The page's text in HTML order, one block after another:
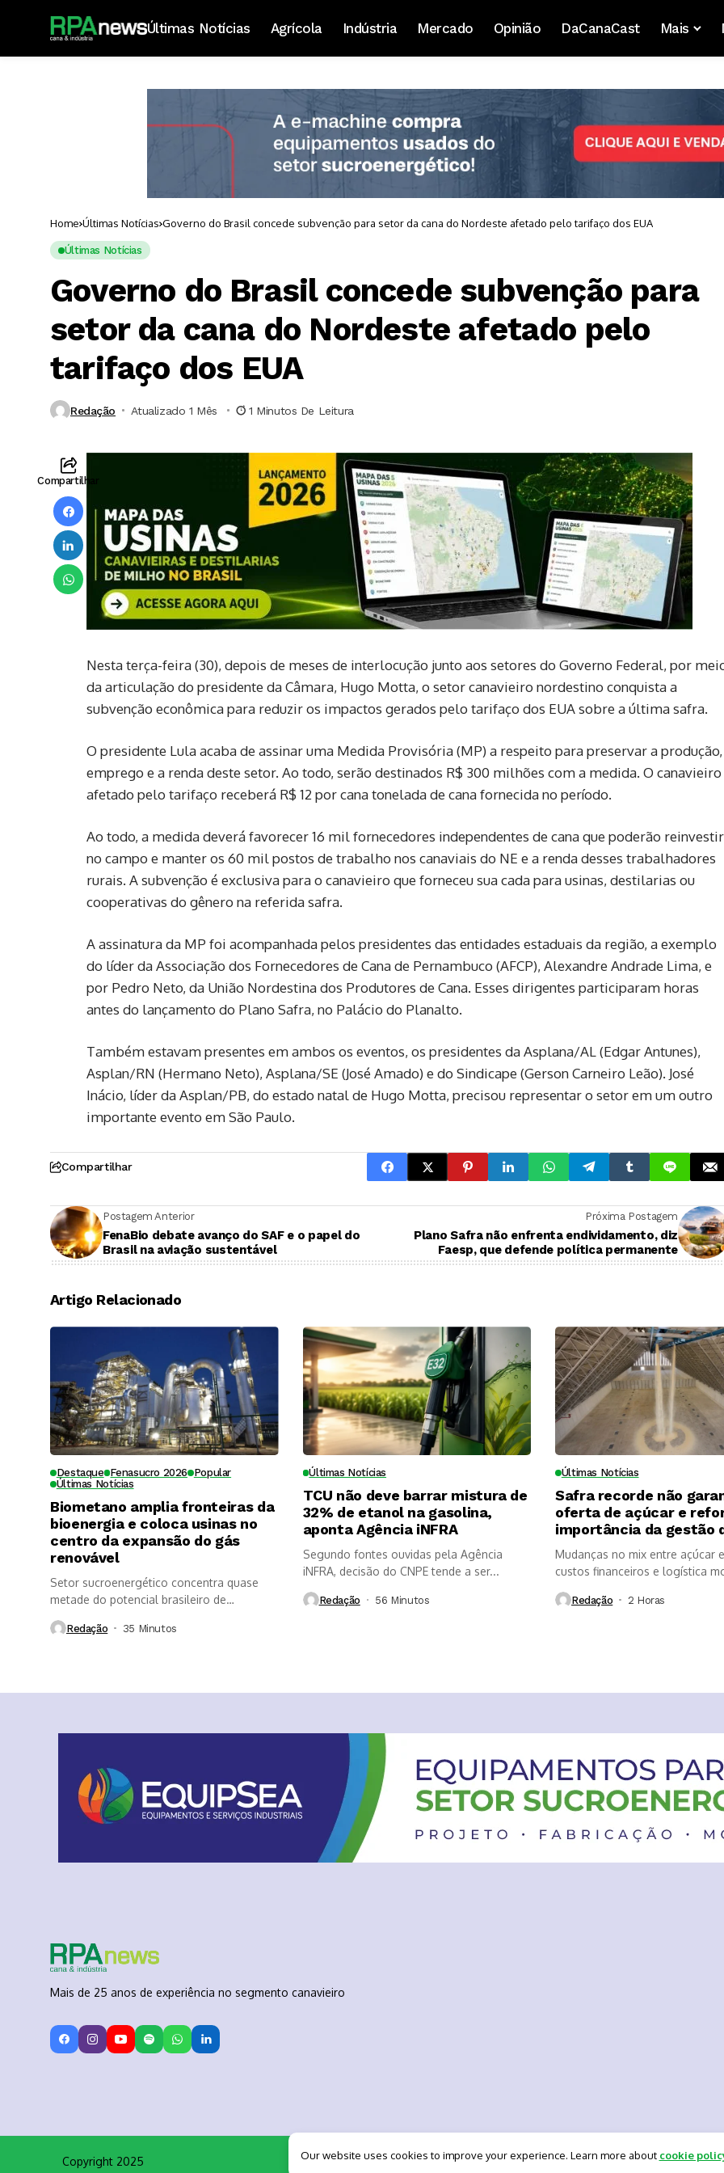
Últimas Notícias Agrícola Indústria Mercado Opinião DaCanaCast Mais
Home Últimas Notícias Governo do Brasil concede subvenção para setor da cana do Nordeste afetado pelo tarifaço dos EUA
Últimas Notícias
Governo do Brasil concede subvenção para
setor da cana do Nordeste afetado pelo
tarifaço dos EUA
Redação Atualizado 1 Mês ⁮ 1 Minutos De Leitura
Compartilhar
Nesta terça-feira (30), depois de meses de interlocução junto aos setores do Governo Federal, por
da articulação do presidente da Câmara, Hugo Motta, o setor canavieiro nordestino conquista a
subvenção econômica para reduzir os impactos gerados pelo tarifaço dos EUA sobre a última safra.
O presidente Lula acaba de assinar uma Medida Provisória (MP) a respeito para preservar a produção,
emprego e a renda deste setor. Ao todo, serão destinados R$ 300 milhões com a medida. O canavieiro
afetado pelo tarifaço receberá R$ 12 por cana tonelada de cana fornecida no período.
Ao todo, a medida deverá favorecer 16 mil fornecedores independentes de cana que poderão reinvestir
no campo e manter os 60 mil postos de trabalho nos canaviais do NE e a renda desses trabalhadores
rurais. A subvenção é exclusiva para o canavieiro que forneceu sua cada para usinas, destilarias ou
cooperativas do gênero na referida safra.
A assinatura da MP foi acompanhada pelos presidentes das entidades estaduais da região, a exemplo
do líder da Associação dos Fornecedores de Cana de Pernambuco (AFCP), Alexandre Andrade Lima, e
por Pedro Neto, da União Nordestina dos Produtores de Cana. Esses dirigentes participaram horas
antes do lançamento do Plano Safra, no Palácio do Planalto.
Também estavam presentes em ambos os eventos, os presidentes da Asplana/AL (Edgar Antunes),
Asplan/RN (Hermano Neto), Asplana/SE (José Amado) e do Sindicape (Gerson Carneiro Leão). José
Inácio, líder da Asplan/PB, do estado natal de Hugo Motta, precisou representar o setor em um outro
importante evento em São Paulo.
Compartilhar
Postagem Anterior
FenaBio debate avanço do SAF e o papel do
Brasil na aviação sustentável
Próxima Postagem
Plano Safra não enfrenta endividamento, diz
Faesp, que defende política permanente
Artigo Relacionado
Destaque Fenasucro 2026 Popular
Últimas Notícias
Biometano amplia fronteiras da
bioenergia e coloca usinas no
centro da expansão do gás
renovável
Setor sucroenergético concentra quase
metade do potencial brasileiro de
Redação 35 Minutos ⁮
Últimas Notícias
TCU não deve barrar mistura de
32% de etanol na gasolina,
aponta Agência iNFRA
Segundo fontes ouvidas pela Agência
iNFRA, decisão do CNPE tende a ser...
Redação 56 Minutos ⁮
Últimas Notícias
Safra recorde não
oferta de açúcar e
importância da gestão
Mudanças no mix entre açúcar
custos financeiros e logística
Redação 2 Horas ⁮
Mais de 25 anos de experiência no segmento canavieiro
Copyright 2025 Our website uses cookies to improve your experience. Learn more about cookie